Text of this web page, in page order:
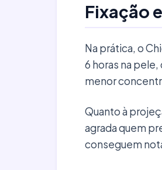
Fixação
Na prática, o
6 horas na
menor
Quanto à
agrada quem
conseguem